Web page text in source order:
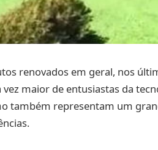
renovados em geral, nos
maior de entusiastas da
também representam um